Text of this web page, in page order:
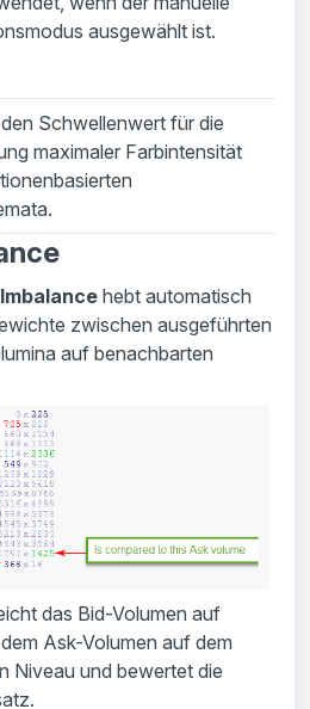
ausgewählt ist.
Schwellenwert für die
maximaler Farbintensität
hebt automatisch
zwischen ausgeführten
auf benachbarten
das Bid-Volumen auf
Ask-Volumen auf dem
Niveau und bewertet die